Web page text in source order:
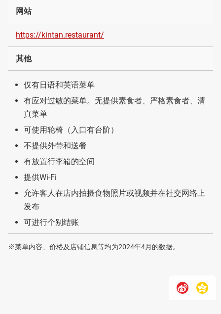
网站
https://kintan.restaurant/
其他
仅有日语和英语菜单
有应对过敏的菜单。无提供素食者、严格素食者、清
真菜单
可使用轮椅（入口有台阶）
不提供外带和送餐
有放置行李箱的空间
提供Wi-Fi
允许客人在店内拍摄食物照片或视频并在社交网络上
发布
可进行个别结账
※菜单内容、价格及店铺信息等均为2024年4月的数据。